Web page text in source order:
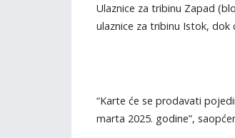
Ulaznice za tribinu Zapad
ulaznice za tribinu Istok, dok
“Karte će se prodavati
marta 2025. godine”,